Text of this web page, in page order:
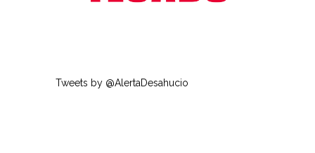
Tweets by @AlertaDesahucio